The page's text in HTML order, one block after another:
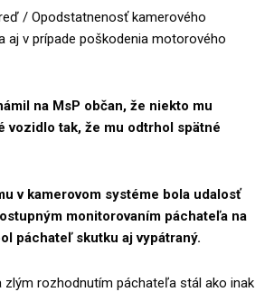
/ Opodstatnenosť kamerového
aj v prípade poškodenia motorového
na MsP občan, že niekto mu
vozidlo tak, že mu odtrhol spätné
v kamerovom systéme bola udalosť
monitorovaním páchateľa na
páchateľ skutku aj vypátraný.
rozhodnutím páchateľa stál ako inak